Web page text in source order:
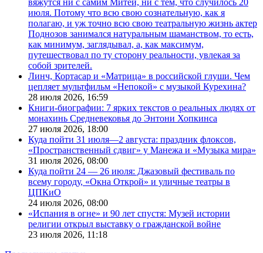
июля. Потому что всю свою сознательную, как я
полагаю, и уж точно всю свою театральную жизнь актер
Поднозов занимался натуральным шаманством, то есть,
как минимум, заглядывал, а, как максимум,
путешествовал по ту сторону реальности, увлекая за
собой зрителей.
Линч, Кортасар и «Матрица» в российской глуши. Чем
цепляет мультфильм «Непокой» с музыкой Курехина?
28 июля 2026, 16:59
Книги-биографии: 7 ярких текстов о реальных людях от
монахинь Средневековья до Энтони Хопкинса
27 июля 2026, 18:00
Куда пойти 31 июля—2 августа: праздник флоксов,
«Пространственный сдвиг» у Манежа и «Музыка мира»
31 июля 2026, 08:00
Куда пойти 24 — 26 июля: Джазовый фестиваль по
всему городу, «Окна Открой» и уличные театры в
ЦПКиО
24 июля 2026, 08:00
«Испания в огне» и 90 лет спустя: Музей истории
религии открыл выставку о гражданской войне
23 июля 2026, 11:18